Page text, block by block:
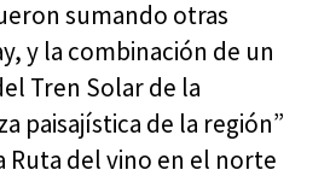
sumando otras
y la combinación de un
Tren Solar de la
paisajística de la región”
Ruta del vino en el norte